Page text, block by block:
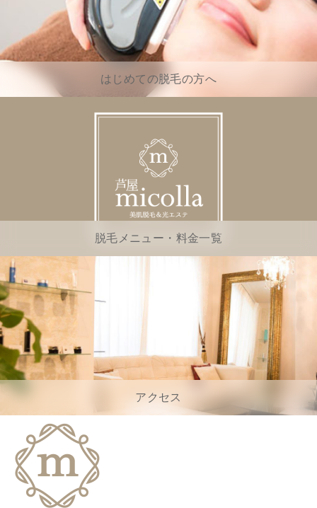
はじめての脱毛の方へ
脱毛メニュー・料金一覧
アクセス